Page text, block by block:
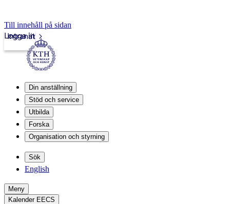
Till innehåll på sidan
Intranät
Logga in
Din anställning
Stöd och service
Utbilda
Forska
Organisation och styrning
Sök
English
Meny
Kalender EECS